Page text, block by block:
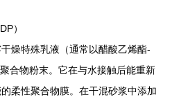
）
燥特殊乳液（通常以醋酸乙烯酯-
合物粉末。它在与水接触后能重新
柔性聚合物膜。在干混砂浆中添加